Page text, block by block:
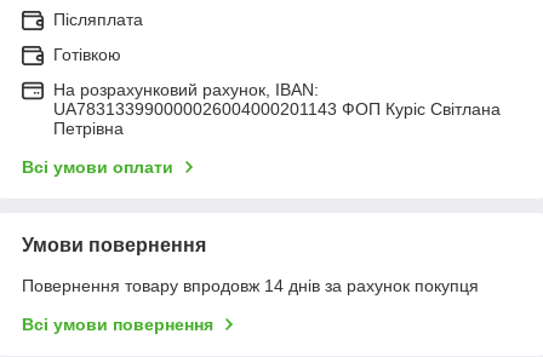
Післяплата
Готівкою
На розрахунковий рахунок, IBAN:
UA783133990000026004000201143 ФОП Куріс Світлана
Петрівна
Всі умови оплати
Умови повернення
Повернення товару впродовж 14 днів за рахунок покупця
Всі умови повернення